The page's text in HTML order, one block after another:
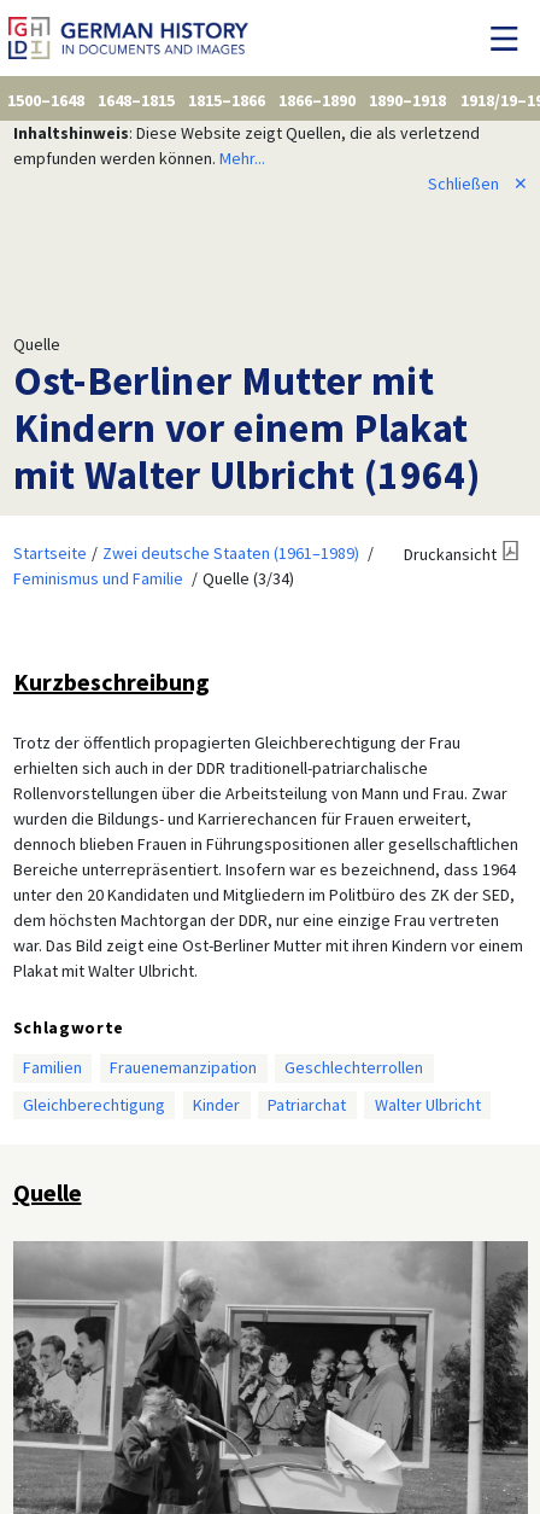
1500–1648 1648–1815 1815–1866 1866–1890 1890–1918
1918/
Inhaltshinweis: Diese Website zeigt Quellen, die als verletzend
empfunden werden können. Mehr...
Schließen
✕
Quelle
Ost-Berliner Mutter mit
Kindern vor einem Plakat
mit Walter Ulbricht (1964)
Startseite
Zwei deutsche Staaten (1961–1989)
Feminismus und Familie
Quelle (3/34)
Druckansicht
Kurzbeschreibung
Trotz der öffentlich propagierten Gleichberechtigung der Frau
erhielten sich auch in der DDR traditionell-patriarchalische
Rollenvorstellungen über die Arbeitsteilung von Mann und Frau. Zwar
wurden die Bildungs- und Karrierechancen für Frauen erweitert,
dennoch blieben Frauen in Führungspositionen aller gesellschaftlichen
Bereiche unterrepräsentiert. Insofern war es bezeichnend, dass 1964
unter den 20 Kandidaten und Mitgliedern im Politbüro des ZK der SED,
dem höchsten Machtorgan der DDR, nur eine einzige Frau vertreten
war. Das Bild zeigt eine Ost-Berliner Mutter mit ihren Kindern vor einem
Plakat mit Walter Ulbricht.
Schlagworte
Familien
Frauenemanzipation
Geschlechterrollen
Gleichberechtigung
Kinder Patriarchat Walter Ulbricht
Quelle